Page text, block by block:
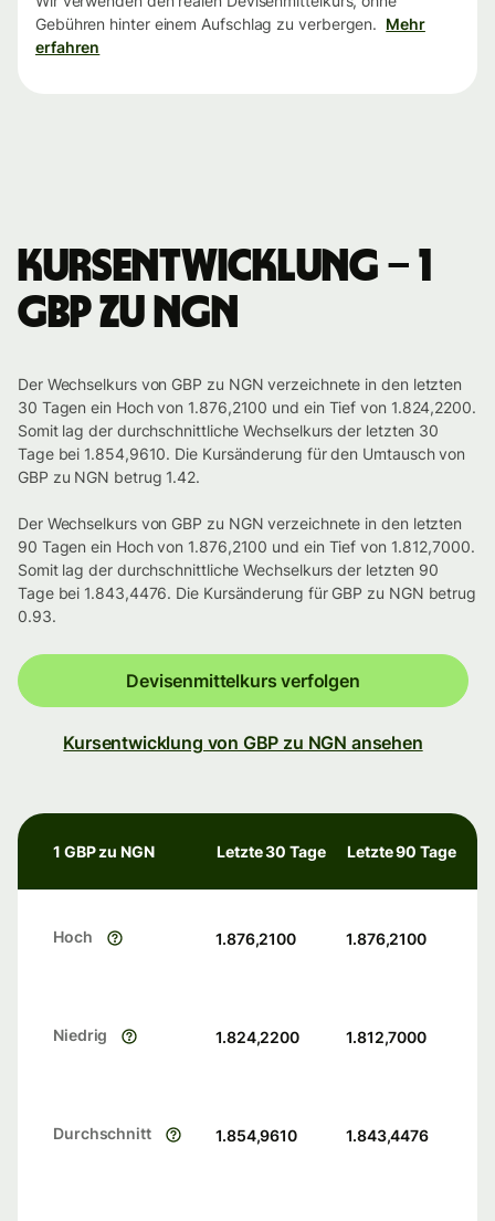
Gebühren hinter einem Aufschlag zu verbergen. Mehr
erfahren
Kursentwicklung – 1
GBP zu NGN
Der Wechselkurs von GBP zu NGN verzeichnete in den letzten
30 Tagen ein Hoch von 1.876,2100 und ein Tief von 1.824,2200.
Somit lag der durchschnittliche Wechselkurs der letzten 30
Tage bei 1.854,9610. Die Kursänderung für den Umtausch von
GBP zu NGN betrug 1.42.
Der Wechselkurs von GBP zu NGN verzeichnete in den letzten
90 Tagen ein Hoch von 1.876,2100 und ein Tief von 1.812,7000.
Somit lag der durchschnittliche Wechselkurs der letzten 90
Tage bei 1.843,4476. Die Kursänderung für GBP zu NGN betrug
0.93.
Devisenmittelkurs verfolgen
Kursentwicklung von GBP zu NGN ansehen
1 GBP zu NGN Letzte 30 Tage Letzte 90 Tage
Hoch 1.876,2100 1.876,2100
Niedrig 1.824,2200 1.812,7000
Durchschnitt 1.854,9610 1.843,4476